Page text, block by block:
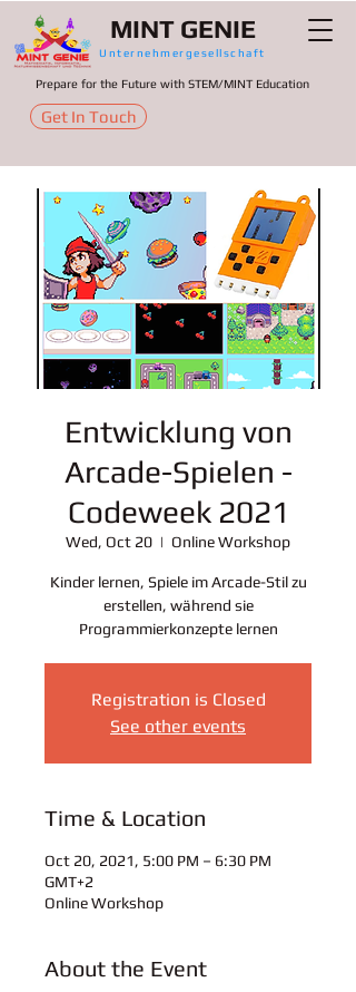
Get In Touch
MINT GENIE
Unternehmergesellschaft
Prepare for the Future with STEM/MINT Education
Entwicklung von
Arcade-Spielen -
Codeweek 2021
Wed, Oct 20
  |
Online Workshop
Kinder lernen, Spiele im Arcade-Stil zu
erstellen, während sie
Programmierkonzepte lernen
Registration is Closed
See other events
Time & Location
Oct 20, 2021, 5:00 PM – 6:30 PM
GMT+2
Online Workshop
About the Event